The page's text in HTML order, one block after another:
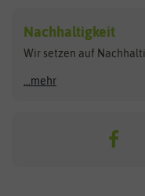
Heizmatte & Heizkabel
Kokos-Quelltabletten
Zimmergewächshaus
Carl Pabst
Florissa
Flortis
Franchi Sementi
Nachhaltigkeit
Wir setzen auf
...mehr